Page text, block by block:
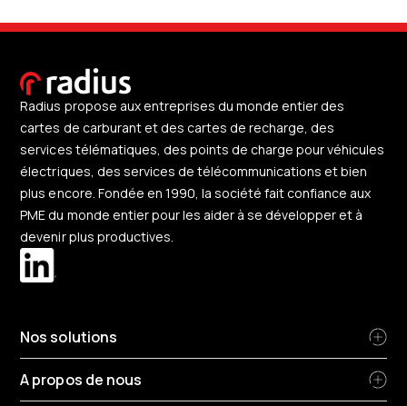
Radius propose aux entreprises du monde entier des
cartes de carburant et des cartes de recharge, des
services télématiques, des points de charge pour véhicules
électriques, des services de télécommunications et bien
plus encore. Fondée en 1990, la société fait confiance aux
PME du monde entier pour les aider à se développer et à
devenir plus productives.
Nos solutions
A propos de nous